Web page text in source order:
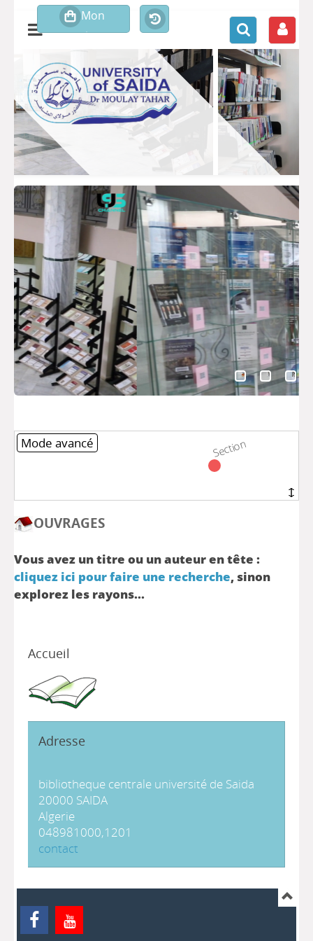
Section
Section
Mode avancé
OUVRAGES
Vous avez un titre ou un auteur en tête :
cliquez ici pour faire une recherche, sinon
explorez les rayons...
Accueil
Adresse
bibliotheque centrale université de Saida
20000 SAIDA
Algerie
048981000,1201
contact